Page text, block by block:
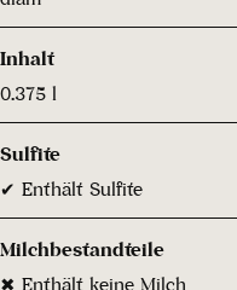
Inhalt
0.375 l
Sulfite
✔ Enthält Sulfite
Milchbestandteile
✖ Enthält keine Milch